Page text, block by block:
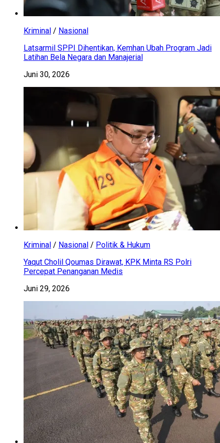
Kriminal / Nasional
Latsarmil SPPI Dihentikan, Kemhan Ubah Program Jadi
Latihan Bela Negara dan Manajerial
Juni 30, 2026
Kriminal / Nasional / Politik & Hukum
Yaqut Cholil Qoumas Dirawat, KPK Minta RS Polri
Percepat Penanganan Medis
Juni 29, 2026